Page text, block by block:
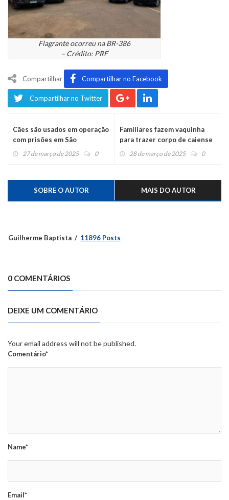
Flagrante ocorreu na BR-386
– Crédito: PRF
Compartilhar Compartilhar no Facebook
Compartilhar no Twitter
Cães são usados em operação
com prisões em São
Vendelino
27 de março de 2025 0
Familiares fazem vaquinha
para trazer corpo de caiense
morta na Índia
28 de março de 2025 0
SOBRE O AUTOR MAIS DO AUTOR
Guilherme Baptista 11896 Posts
0 COMENTÁRIOS
DEIXE UM COMENTÁRIO
Your email address will not be published.
Comentário*
Name*
Email*